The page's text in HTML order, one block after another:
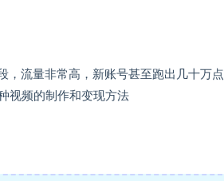
，流量非常高，新账号甚至跑出几十万点
视频的制作和变现方法